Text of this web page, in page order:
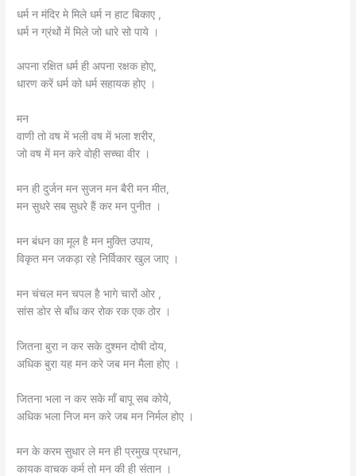
धर्म न मंदिर मे मिले धर्म न हाट बिकाए ,
धर्म न ग्रंथों में मिले जो धारे सो पाये ।
अपना रक्षित धर्म ही अपना रक्षक होए,
धारण करें धर्म को धर्म सहायक होए ।
मन
वाणी तो वष में भली वष में भला शरीर,
जो वष में मन करे वोही सच्चा वीर ।
मन ही दुर्जन मन सुजन मन बैरी मन मीत,
मन सुधरे सब सुधरे हैं कर मन पुनीत ।
मन बंधन का मूल है मन मुक्ति उपाय,
विकृत मन जकड़ा रहे निर्विकार खुल जाए ।
मन चंचल मन चपल है भागे चारों ओर ,
सांस डोर से बाँध कर रोक रक एक ठोर ।
जितना बुरा न कर सके दुश्मन दोषी दोय,
अधिक बुरा यह मन करे जब मन मैला होए ।
जितना भला न कर सके माँ बापू सब कोये,
अधिक भला निज मन करे जब मन निर्मल होए ।
मन के करम सुधार ले मन ही प्रमुख प्रधान,
कायक वाचक कर्म तो मन की ही संतान ।